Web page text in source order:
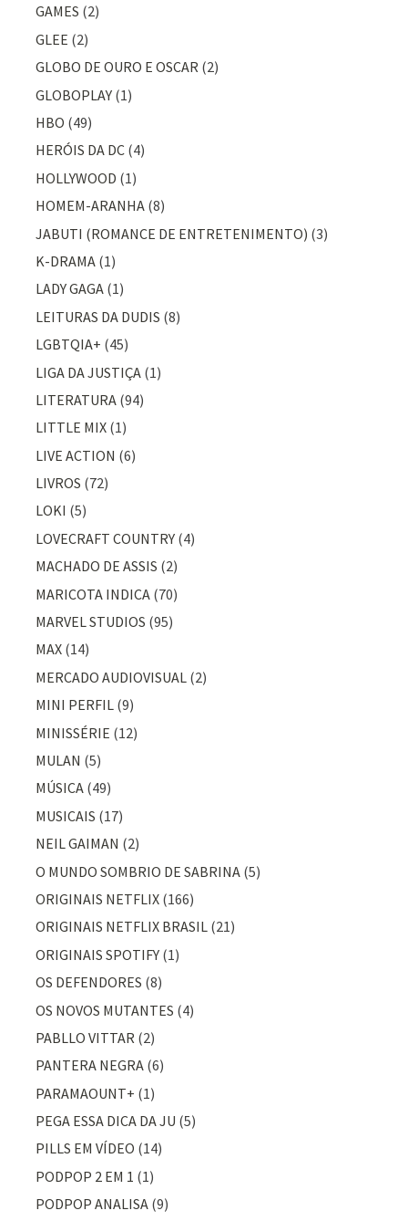
GAMES (2)
GLEE (2)
GLOBO DE OURO E OSCAR (2)
GLOBOPLAY (1)
HBO (49)
HERÓIS DA DC (4)
HOLLYWOOD (1)
HOMEM-ARANHA (8)
JABUTI (ROMANCE DE ENTRETENIMENTO) (3)
K-DRAMA (1)
LADY GAGA (1)
LEITURAS DA DUDIS (8)
LGBTQIA+ (45)
LIGA DA JUSTIÇA (1)
LITERATURA (94)
LITTLE MIX (1)
LIVE ACTION (6)
LIVROS (72)
LOKI (5)
LOVECRAFT COUNTRY (4)
MACHADO DE ASSIS (2)
MARICOTA INDICA (70)
MARVEL STUDIOS (95)
MAX (14)
MERCADO AUDIOVISUAL (2)
MINI PERFIL (9)
MINISSÉRIE (12)
MULAN (5)
MÚSICA (49)
MUSICAIS (17)
NEIL GAIMAN (2)
O MUNDO SOMBRIO DE SABRINA (5)
ORIGINAIS NETFLIX (166)
ORIGINAIS NETFLIX BRASIL (21)
ORIGINAIS SPOTIFY (1)
OS DEFENDORES (8)
OS NOVOS MUTANTES (4)
PABLLO VITTAR (2)
PANTERA NEGRA (6)
PARAMAOUNT+ (1)
PEGA ESSA DICA DA JU (5)
PILLS EM VÍDEO (14)
PODPOP 2 EM 1 (1)
PODPOP ANALISA (9)